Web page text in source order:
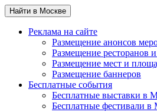
Найти в Москве
Реклама на сайте
Размещение анонсов
Размещение ресторанов
Размещение мест и
Размещение баннеров
Бесплатные события
Бесплатные выставки в
Бесплатные фестивали в